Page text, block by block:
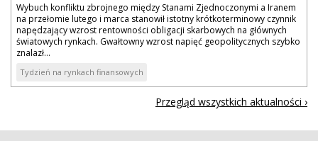
Wybuch konfliktu zbrojnego między Stanami Zjednoczonymi a Iranem
na przełomie lutego i marca stanowił istotny krótkoterminowy czynnik
napędzający wzrost rentowności obligacji skarbowych na głównych
światowych rynkach. Gwałtowny wzrost napięć geopolitycznych szybko
znalazł...
Tydzień na rynkach finansowych
Przegląd wszystkich aktualności ›